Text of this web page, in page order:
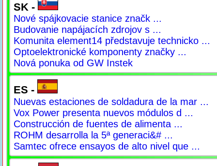
SK -
Nové spájkovacie stanice značk ...
Budovanie napájacích zdrojov s ...
Komunita element14 představuje technicko ...
Optoelektronické komponenty značky ...
Nová ponuka od GW Instek
ES -
Nuevas estaciones de soldadura de la mar ...
Vox Power presenta nuevos módulos d ...
Construcción de fuentes de alimenta ...
ROHM desarrolla la 5ª generaci&# ...
Samtec ofrece ensayos de alto nivel que ...